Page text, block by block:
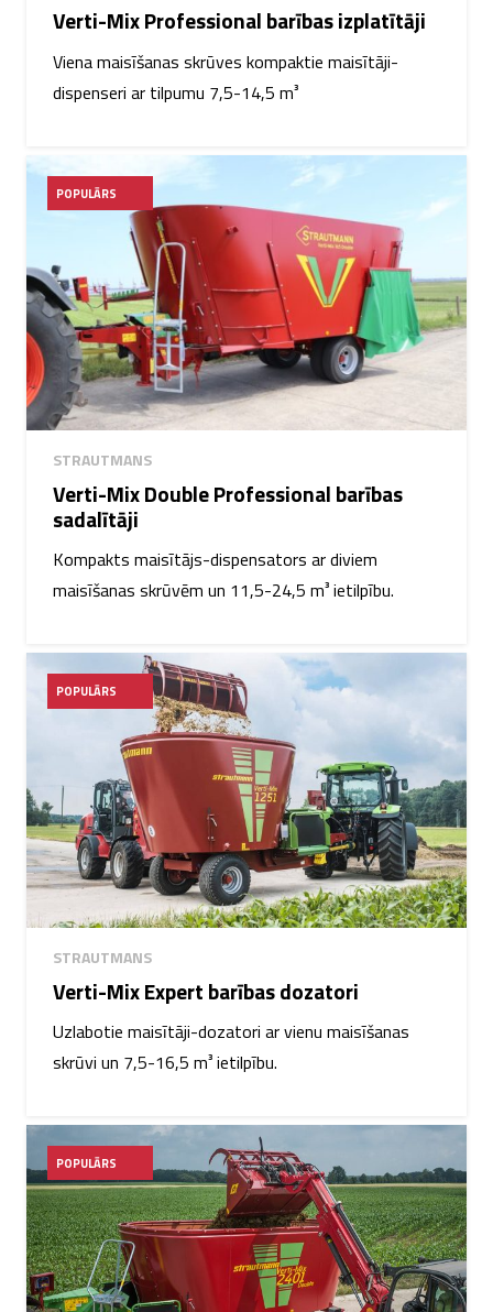
Verti-Mix Professional barības izplatītāji
Viena maisīšanas skrūves kompaktie maisītāji-
dispenseri ar tilpumu 7,5-14,5 m³
POPULĀRS
STRAUTMANS
Verti-Mix Double Professional barības
sadalītāji
Kompakts maisītājs-dispensators ar diviem
maisīšanas skrūvēm un 11,5-24,5 m³ ietilpību.
POPULĀRS
STRAUTMANS
Verti-Mix Expert barības dozatori
Uzlabotie maisītāji-dozatori ar vienu maisīšanas
skrūvi un 7,5-16,5 m³ ietilpību.
POPULĀRS